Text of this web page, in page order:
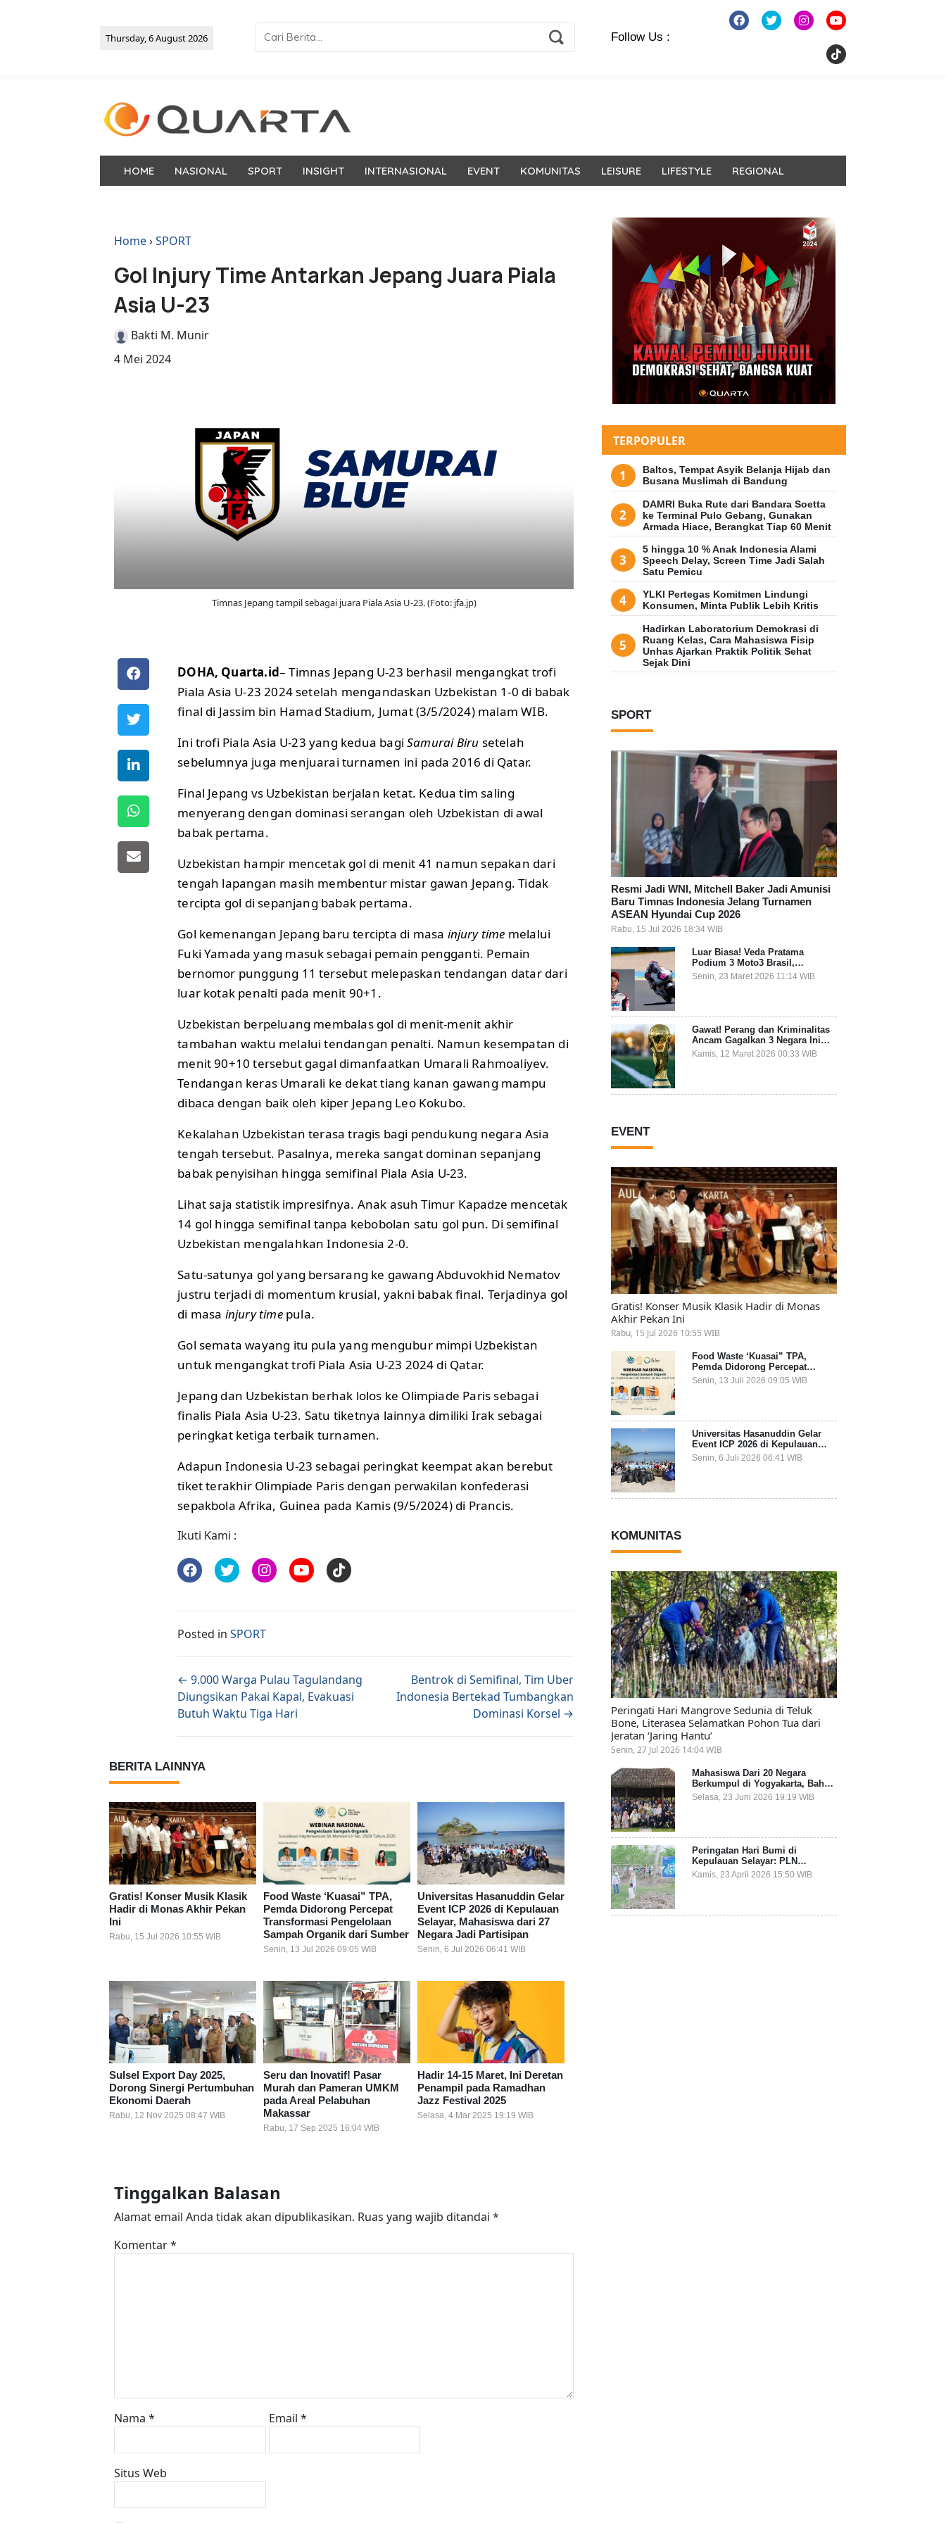
Thursday, 6 August 2026 Follow Us :
HOME NASIONAL SPORT INSIGHT INTERNASIONAL EVENT KOMUNITAS LEISURE LIFESTYLE REGIONAL
Home›SPORT
Gol Injury Time Antarkan Jepang Juara Piala
Asia U-23
Bakti M. Munir
4 Mei 2024
Timnas Jepang tampil sebagai juara Piala Asia U-23. (Foto: jfa.jp)
DOHA, Quarta.id– Timnas Jepang U-23 berhasil mengangkat trofi
Piala Asia U-23 2024 setelah mengandaskan Uzbekistan 1-0 di babak
final di Jassim bin Hamad Stadium, Jumat (3/5/2024) malam WIB.
Ini trofi Piala Asia U-23 yang kedua bagiSamurai Biru setelah
sebelumnya juga menjuarai turnamen ini pada 2016 di Qatar.
Final Jepang vs Uzbekistan berjalan ketat. Kedua tim saling
menyerang dengan dominasi serangan oleh Uzbekistan di awal
babak pertama.
Uzbekistan hampir mencetak gol di menit 41 namun sepakan dari
tengah lapangan masih membentur mistar gawan Jepang. Tidak
tercipta gol di sepanjang babak pertama.
Gol kemenangan Jepang baru tercipta di masa injury time melalui
Fuki Yamada yang masuk sebagai pemain pengganti. Pemain
bernomor punggung 11 tersebut melepaskan tendangan datar dari
luar kotak penalti pada menit 90+1.
Uzbekistan berpeluang membalas gol di menit-menit akhir
tambahan waktu melalui tendangan penalti. Namun kesempatan di
menit 90+10 tersebut gagal dimanfaatkan Umarali Rahmoaliyev.
Tendangan keras Umarali ke dekat tiang kanan gawang mampu
dibaca dengan baik oleh kiper Jepang Leo Kokubo.
Kekalahan Uzbekistan terasa tragis bagi pendukung negara Asia
tengah tersebut. Pasalnya, mereka sangat dominan sepanjang
babak penyisihan hingga semifinal Piala Asia U-23.
Lihat saja statistik impresifnya. Anak asuh Timur Kapadze mencetak
14 gol hingga semifinal tanpa kebobolan satu gol pun. Di semifinal
Uzbekistan mengalahkan Indonesia 2-0.
Satu-satunya gol yang bersarang ke gawang Abduvokhid Nematov
justru terjadi di momentum krusial, yakni babak final. Terjadinya gol
di masa injury time pula.
Gol semata wayang itu pula yang mengubur mimpi Uzbekistan
untuk mengangkat trofi Piala Asia U-23 2024 di Qatar.
Jepang dan Uzbekistan berhak lolos ke Olimpiade Paris sebagai
finalis Piala Asia U-23. Satu tiketnya lainnya dimiliki Irak sebagai
peringkat ketiga terbaik turnamen.
Adapun Indonesia U-23 sebagai peringkat keempat akan berebut
tiket terakhir Olimpiade Paris dengan perwakilan konfederasi
sepakbola Afrika, Guinea pada Kamis (9/5/2024) di Prancis.
Ikuti Kami :
Posted inSPORT
Posts navigation
← 9.000 Warga Pulau Tagulandang
Diungsikan Pakai Kapal, Evakuasi
Butuh Waktu Tiga Hari
Bentrok di Semifinal, Tim Uber
Indonesia Bertekad Tumbangkan
Dominasi Korsel →
BERITA LAINNYA
Gratis! Konser Musik Klasik
Hadir di Monas Akhir Pekan
Ini
Rabu, 15 Jul 2026 10:55 WIB
Food Waste ‘Kuasai” TPA,
Pemda Didorong Percepat
Transformasi Pengelolaan
Sampah Organik dari Sumber
Senin, 13 Jul 2026 09:05 WIB
Universitas Hasanuddin Gelar
Event ICP 2026 di Kepulauan
Selayar, Mahasiswa dari 27
Negara Jadi Partisipan
Senin, 6 Jul 2026 06:41 WIB
Sulsel Export Day 2025,
Dorong Sinergi Pertumbuhan
Ekonomi Daerah
Rabu, 12 Nov 2025 08:47 WIB
Seru dan Inovatif! Pasar
Murah dan Pameran UMKM
pada Areal Pelabuhan
Makassar
Rabu, 17 Sep 2025 16:04 WIB
Hadir 14-15 Maret, Ini Deretan
Penampil pada Ramadhan
Jazz Festival 2025
Selasa, 4 Mar 2025 19:19 WIB
Tinggalkan Balasan
Alamat email Anda tidak akan dipublikasikan. Ruas yang wajib ditandai *
Komentar*
Nama * Email *
Situs Web
TERPOPULER
Baltos, Tempat Asyik Belanja Hijab dan
Busana Muslimah di Bandung
DAMRI Buka Rute dari Bandara Soetta
ke Terminal Pulo Gebang, Gunakan
Armada Hiace, Berangkat Tiap 60 Menit
5 hingga 10 % Anak Indonesia Alami
Speech Delay, Screen Time Jadi Salah
Satu Pemicu
YLKI Pertegas Komitmen Lindungi
Konsumen, Minta Publik Lebih Kritis
Hadirkan Laboratorium Demokrasi di
Ruang Kelas, Cara Mahasiswa Fisip
Unhas Ajarkan Praktik Politik Sehat
Sejak Dini
SPORT
Resmi Jadi WNI, Mitchell Baker Jadi Amunisi
Baru Timnas Indonesia Jelang Turnamen
ASEAN Hyundai Cup 2026
Rabu, 15 Jul 2026 18:34 WIB
Luar Biasa! Veda Pratama
Podium 3 Moto3 Brasil,
Pembalap Indonesia Pertama
Juara Grand Prix
Senin, 23 Maret 2026 11:14 WIB
Gawat! Perang dan Kriminalitas
Ancam Gagalkan 3 Negara Ini
Ikut Piala Dunia 2026
Kamis, 12 Maret 2026 00:33 WIB
EVENT
Gratis! Konser Musik Klasik Hadir di Monas
Akhir Pekan Ini
Rabu, 15 Jul 2026 10:55 WIB
Food Waste ‘Kuasai” TPA,
Pemda Didorong Percepat
Transformasi Pengelolaan
Sampah Organik dari Sumber
Senin, 13 Juli 2026 09:05 WIB
Universitas Hasanuddin Gelar
Event ICP 2026 di Kepulauan
Selayar, Mahasiswa dari 27
Negara Jadi Partisipan
Senin, 6 Juli 2026 06:41 WIB
KOMUNITAS
Peringati Hari Mangrove Sedunia di Teluk
Bone, Literasea Selamatkan Pohon Tua dari
Jeratan ‘Jaring Hantu’
Senin, 27 Jul 2026 14:04 WIB
Mahasiswa Dari 20 Negara
Berkumpul di Yogyakarta, Bahas
Mitigasi Ancaman Kesehatan
Global
Selasa, 23 Juni 2026 19:19 WIB
Peringatan Hari Bumi di
Kepulauan Selayar: PLN
Indonesia Power Gandeng
Pemda dan Komunitas, Giatkan
Kamis, 23 April 2026 15:50 WIB